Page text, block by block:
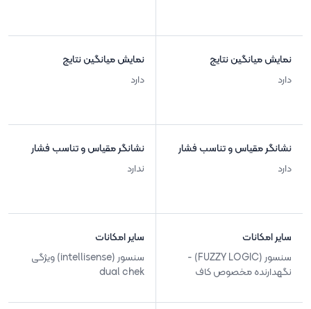
نمایش میانگین نتایج
دارد
نشانگر مقیاس و تناسب فشار
دارد
سایر امکانات
سنسور (FUZZY LOGIC) -
نگهدارنده مخصوص کاف
نمایش میانگین نتایج
دارد
نشانگر مقیاس و تناسب فشار
ندارد
سایر امکانات
سنسور (intellisense) ویژگی
dual chek